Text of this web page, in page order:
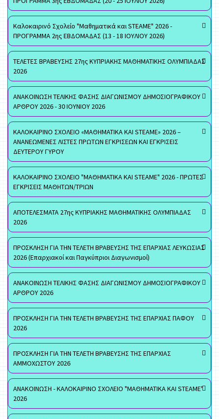
Καλοκαιρινό Σχολείο "Μαθηματικά και STEAME" 2026 -
ΠΡΟΓΡΑΜΜΑ 2ης ΕΒΔΟΜΑΔΑΣ (13 - 18 ΙΟΥΛΙΟΥ 2026)
ΤΕΛΕΤΕΣ ΒΡΑΒΕΥΣΗΣ 27ης ΚΥΠΡΙΑΚΗΣ ΜΑΘΗΜΑΤΙΚΗΣ ΟΛΥΜΠΙΑΔΑΣ
2026
ΑΝΑΚΟΙΝΩΣΗ ΤΕΛΙΚΗΣ ΦΑΣΗΣ ΔΙΑΓΩΝΙΣΜΟΥ ΔΗΜΟΣΙΟΓΡΑΦΙΚΟΥ
ΑΡΘΡΟΥ 2026 - 30 ΙΟΥΝΙΟΥ 2026
ΚΑΛΟΚΑΙΡΙΝΟ ΣΧΟΛΕΙΟ «ΜΑΘΗΜΑΤΙΚΑ ΚΑΙ STEAME» 2026 –
ΑΝΑΝΕΩΜΕΝΕΣ ΛΙΣΤΕΣ ΠΡΩΤΩΝ ΕΓΚΡΙΣΕΩΝ ΚΑΙ ΕΓΚΡΙΣΕΙΣ
ΔΕΥΤΕΡΟΥ ΓΥΡΟΥ
ΚΑΛΟΚΑΙΡΙΝΟ ΣΧΟΛΕΙΟ "ΜΑΘΗΜΑΤΙΚΑ ΚΑΙ STEAME" 2026 - ΠΡΩΤΕΣ
ΕΓΚΡΙΣΕΙΣ ΜΑΘΗΤΩΝ/ΤΡΙΩΝ
ΑΠΟΤΕΛΕΣΜΑΤΑ 27ης ΚΥΠΡΙΑΚΗΣ ΜΑΘΗΜΑΤΙΚΗΣ ΟΛΥΜΠΙΑΔΑΣ
2026
ΠΡΟΣΚΛΗΣΗ ΓΙΑ ΤΗΝ ΤΕΛΕΤΗ ΒΡΑΒΕΥΣΗΣ ΤΗΣ ΕΠΑΡΧΙΑΣ ΛΕΥΚΩΣΙΑΣ
2026 (Επαρχιακοί και Παγκύπριοι Διαγωνισμοί)
ΑΝΑΚΟΙΝΩΣΗ ΤΕΛΙΚΗΣ ΦΑΣΗΣ ΔΙΑΓΩΝΙΣΜΟΥ ΔΗΜΟΣΙΟΓΡΑΦΙΚΟΥ
ΑΡΘΡΟΥ 2026
ΠΡΟΣΚΛΗΣΗ ΓΙΑ ΤΗΝ ΤΕΛΕΤΗ ΒΡΑΒΕΥΣΗΣ ΤΗΣ ΕΠΑΡΧΙΑΣ ΠΑΦΟΥ
2026
ΠΡΟΣΚΛΗΣΗ ΓΙΑ ΤΗΝ ΤΕΛΕΤΗ ΒΡΑΒΕΥΣΗΣ ΤΗΣ ΕΠΑΡΧΙΑΣ
ΑΜΜΟΧΩΣΤΟΥ 2026
ΑΝΑΚΟΙΝΩΣΗ - ΚΑΛΟΚΑΙΡΙΝΟ ΣΧΟΛΕΙΟ "ΜΑΘΗΜΑΤΙΚΑ ΚΑΙ STEAME"
2026